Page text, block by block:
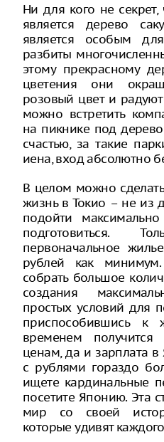
Ни для кого не
является дерево
является особым
разбиты
этому прекрасному
цветения они
розовый цвет и
можно встретить
на пикнике под
счастью, за такие
иена, вход абсолютно
В целом можно
жизнь в Токио – не из
подойти
подготовиться.
первоначальное
рублей как
собрать большое
создания
простых условий для
приспособившись
временем
ценам, да и зарплата
с рублями гораздо
ищете кардинальные
посетите Японию. Эта
мир со своей
которые удивят